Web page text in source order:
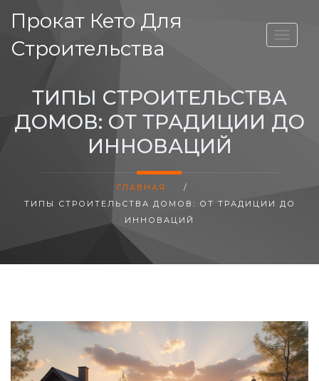
Прокат Кето Для
Строительства
ВЫСОТА ДОМА
ТИПЫ СТРОИТЕЛЬСТВА
ДОМОВ: ОТ ТРАДИЦИИ ДО
ИННОВАЦИЙ
ГЛАВНАЯ
/
ТИПЫ СТРОИТЕЛЬСТВА ДОМОВ: ОТ ТРАДИЦИИ ДО
ИННОВАЦИЙ